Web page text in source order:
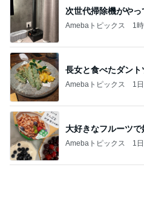
次世代掃除機がやっ
Amebaトピックス 1
長女と食べたダン
Amebaトピックス 1
大好きなフルーツ
Amebaトピックス 1